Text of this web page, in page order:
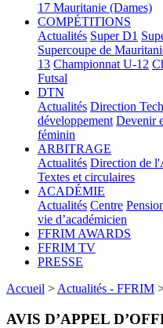
17 Mauritanie (Dames)
COMPÉTITIONS
Actualités Super D1
Supercoupe de
13 Championnat U-12
Futsal
DTN
Actualités Direction
développement Devenir
féminin
ARBITRAGE
Actualités Direction de
Textes et circulaires
ACADÉMIE
Actualités Centre
vie d’académicien
FFRIM AWARDS
FFRIM TV
PRESSE
Accueil > Actualités - FFRIM
AVIS D’APPEL